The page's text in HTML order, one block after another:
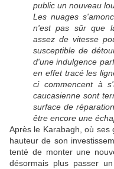
public un nouveau
Les nuages
n'est pas sûr que
assez de vitesse
susceptible de
d'une indulgence
en effet tracé les
ci commencent à
caucasienne sont
surface de
être encore une
Après le Karabagh, où ses
hauteur de son
tenté de monter une
désormais plus passer